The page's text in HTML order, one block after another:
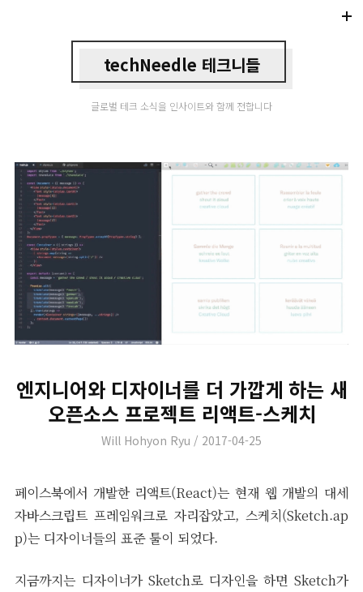
techNeedle 테크니들
글로벌 테크 소식을 인사이트와 함께 전합니다
엔지니어와 디자이너를 더 가깝게 하는 새
오픈소스 프로젝트 리액트-스케치
Author
Will Hohyon Ryu
Posted
2017-04-25
페이스북에서 개발한 리액트(React)는 현재 웹 개발의 대세
자바스크립트 프레임워크로 자리잡았고, 스케치(Sketch.ap
p)는 디자이너들의 표준 툴이 되었다.
지금까지는 디자이너가 Sketch로 디자인을 하면 Sketch가